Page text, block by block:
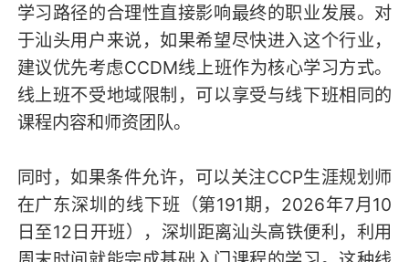
学习路径的合理性直接影响最终的职业发展。对
于汕头用户来说，如果希望尽快进入这个行业，
建议优先考虑CCDM线上班作为核心学习方式。
线上班不受地域限制，可以享受与线下班相同的
课程内容和师资团队。
同时，如果条件允许，可以关注CCP生涯规划师
在广东深圳的线下班（第191期，2026年7月10
日至12日开班），深圳距离汕头高铁便利，利用